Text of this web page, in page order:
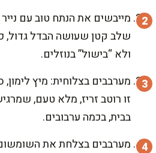
מייבשים את הנתח טוב עם
שלב קטן שעושה הבדל גדול,
ולא “בישול” בנוזלים.
מערבבים בצלוחית: מיץ לימון,
זו רוטב זריז, מלא טעם,
בבית, בכמה ערבובים.
מערבבים בצלחת את